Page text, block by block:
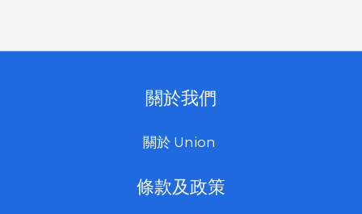
關於我們
關於 Union
條款及政策